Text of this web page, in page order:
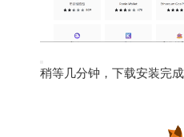
稍等几分钟，下载安装完